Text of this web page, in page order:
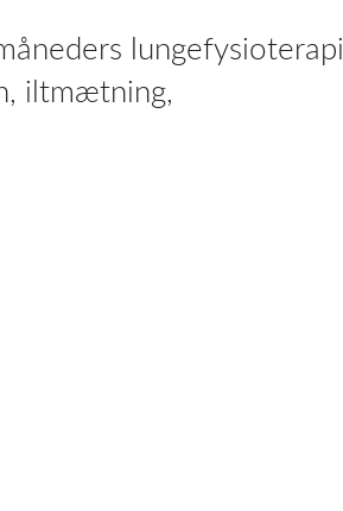
lungefysioterapi
iltmætning,